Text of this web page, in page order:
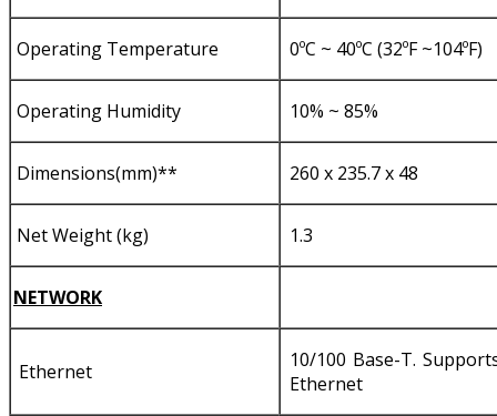
Operating Temperature 0ºC ~ 40ºC (32ºF ~104ºF)
Operating Humidity 10% ~ 85%
Dimensions(mm)** 260 x 235.7 x 48
Net Weight (kg) 1.3
NETWORK
Ethernet
10/100 Base-T.
Ethernet